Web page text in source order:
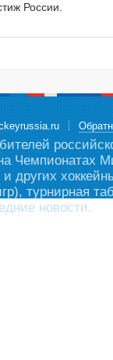
России.
Чемпионатах
и других
турнирная
новости.